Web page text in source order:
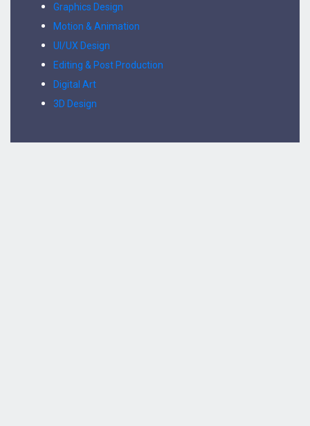
Graphics Design
Motion & Animation
UI/UX Design
Editing & Post Production
Digital Art
3D Design